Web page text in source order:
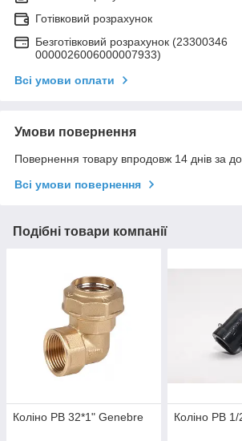
Готівковий розрахунок
Безготівковий розрахунок (23300346
0000026006000007933)
Всі умови оплати
Умови повернення
Повернення товару впродовж 14 днів за
Всі умови повернення
Подібні товари компанії
Коліно РВ 32*1" Genebre Коліно РВ